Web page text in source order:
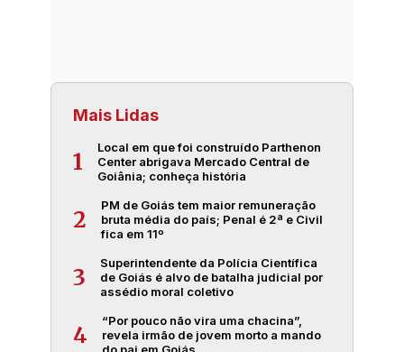
Mais Lidas
1
Local em que foi construído Parthenon
Center abrigava Mercado Central de
Goiânia; conheça história
2
PM de Goiás tem maior remuneração
bruta média do país; Penal é 2ª e Civil
fica em 11º
3
Superintendente da Polícia Científica
de Goiás é alvo de batalha judicial por
assédio moral coletivo
4
“Por pouco não vira uma chacina”,
revela irmão de jovem morto a mando